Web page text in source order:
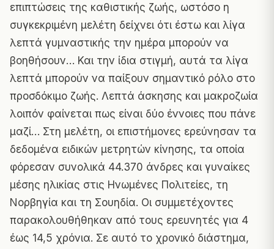
επιπτώσεις της καθιστικής ζωής, ωστόσο η
συγκεκριμένη μελέτη δείχνει ότι έστω και λίγα
λεπτά γυμναστικής την ημέρα μπορούν να
βοηθήσουν… Και την ίδια στιγμή, αυτά τα λίγα
λεπτά μπορούν να παίξουν σημαντικό ρόλο στο
προσδόκιμο ζωής. Λεπτά άσκησης και μακροζωία
λοιπόν φαίνεται πως είναι δύο έννοιες που πάνε
μαζί… Στη μελέτη, οι επιστήμονες ερεύνησαν τα
δεδομένα ειδικών μετρητών κίνησης, τα οποία
φόρεσαν συνολικά 44.370 άνδρες και γυναίκες
μέσης ηλικίας στις Ηνωμένες Πολιτείες, τη
Νορβηγία και τη Σουηδία. Οι συμμετέχοντες
παρακολουθήθηκαν από τους ερευνητές για 4
έως 14,5 χρόνια. Σε αυτό το χρονικό διάστημα,